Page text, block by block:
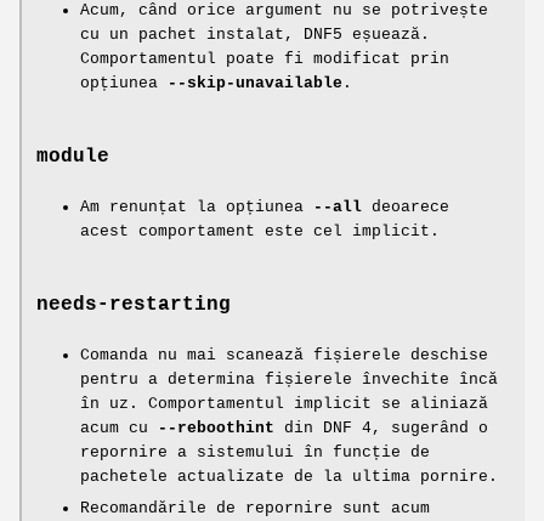
Acum, când orice argument nu se potrivește
cu un pachet instalat, DNF5 eșuează.
Comportamentul poate fi modificat prin
opțiunea
--skip-unavailable .
module
Am renunțat la opțiunea --all deoarece
acest comportament este cel implicit.
needs-restarting
Comanda nu mai scanează fișierele deschise
pentru a determina fișierele învechite încă
în uz. Comportamentul implicit se aliniază
acum cu
--reboothint din DNF 4, sugerând o
repornire a sistemului în funcție de
pachetele actualizate de la ultima pornire.
Recomandările de repornire sunt acum